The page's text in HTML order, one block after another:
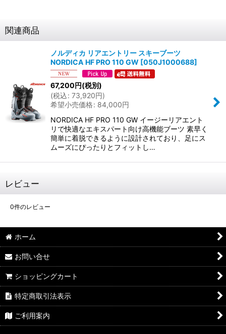
関連商品
ノルディカ リアエントリー スキーブーツ
NORDICA HF PRO 110 GW [050J1000688]
67,200円(税別)
(税込: 73,920円)
希望小売価格: 84,000円
NORDICA HF PRO 110 GW イージーリアエント
リで快適なエキスパート向け高機能ブーツ 素早く
簡単に着脱できるように設計されており、足にス
ムーズにぴったりとフィットし…
レビュー
0件のレビュー
ホーム
お問い合せ
ショッピングカート
特定商取引法表示
ご利用案内